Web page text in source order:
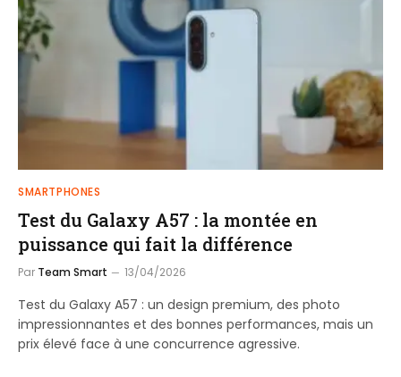
SMARTPHONES
Test du Galaxy A57 : la montée en
puissance qui fait la différence
Par Team Smart 13/04/2026
Test du Galaxy A57 : un design premium, des photo
impressionnantes et des bonnes performances, mais un
prix élevé face à une concurrence agressive.